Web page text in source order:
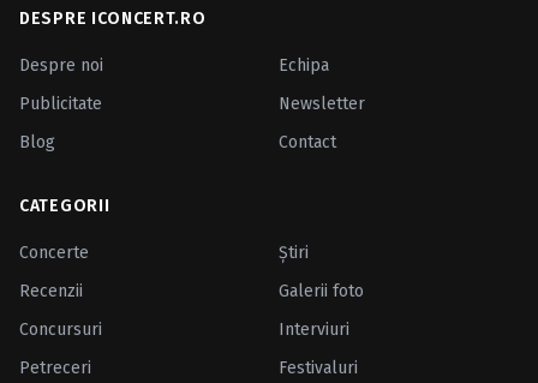
DESPRE ICONCERT.RO
Despre noi
Echipa
Publicitate
Newsletter
Blog
Contact
CATEGORII
Concerte
Ştiri
Recenzii
Galerii foto
Concursuri
Interviuri
Petreceri
Festivaluri